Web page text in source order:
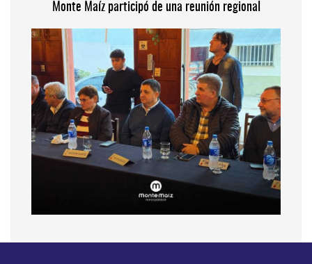
Monte Maíz participó de una reunión regional